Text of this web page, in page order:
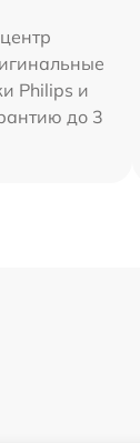
Philips и
до 3